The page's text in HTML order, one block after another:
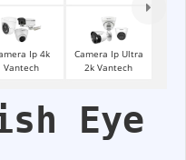
Ip 4k
Vantech
Camera Ip Ultra
2k Vantech
Eye